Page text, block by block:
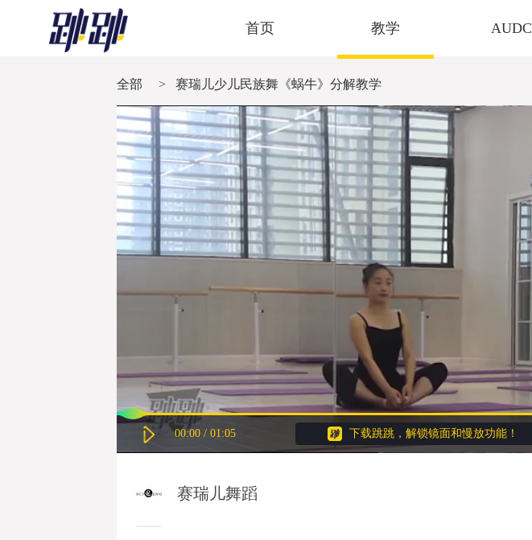
首页 教学 AUDC
全部 > 赛瑞儿少儿民族舞《蜗牛》分解教学
00:00/ 01:05 下载跳跳，解锁镜面和慢放功能！
赛瑞儿舞蹈